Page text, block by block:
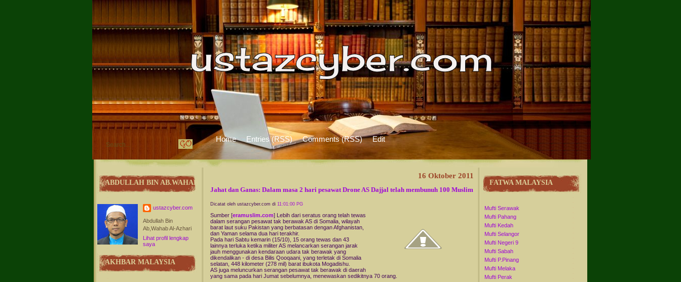
Home Entries (RSS) Comments (RSS) Edit
ABDULLAH BIN AB.WAHAB
ustazcyber.com
Abdullah Bin
Ab,Wahab Al-Azhari
Lihat profil lengkap
saya
AKHBAR MALAYSIA
16 Oktober 2011
Jahat dan Ganas: Dalam masa 2 hari pesawat Drone AS Dajjal telah membunuh 100 Muslim
Dicatat oleh ustazcyber.com di 11:01:00 PG
Sumber [eramuslim.com] Lebih dari seratus orang telah tewas
dalam serangan pesawat tak berawak AS di Somalia, wilayah
barat laut suku Pakistan yang berbatasan dengan Afghanistan,
dan Yaman selama dua hari terakhir.
Pada hari Sabtu kemarin (15/10), 15 orang tewas dan 43
lainnya terluka ketika militer AS melancarkan serangan jarak
jauh menggunakan kendaraan udara tak berawak yang
dikendalikan - di desa Bilis Qooqaani, yang terletak di Somalia
selatan, 448 kilometer (278 mil) barat ibukota Mogadishu.
AS juga meluncurkan serangan pesawat tak berawak di daerah
yang sama pada hari Jumat sebelumnya, menewaskan sedikitnya 70 orang.
FATWA MALAYSIA
Mufti Serawak
Mufti Pahang
Mufti Kedah
Mufti Selangor
Mufti Negeri 9
Mufti Sabah
Mufti P.Pinang
Mufti Melaka
Mufti Perak